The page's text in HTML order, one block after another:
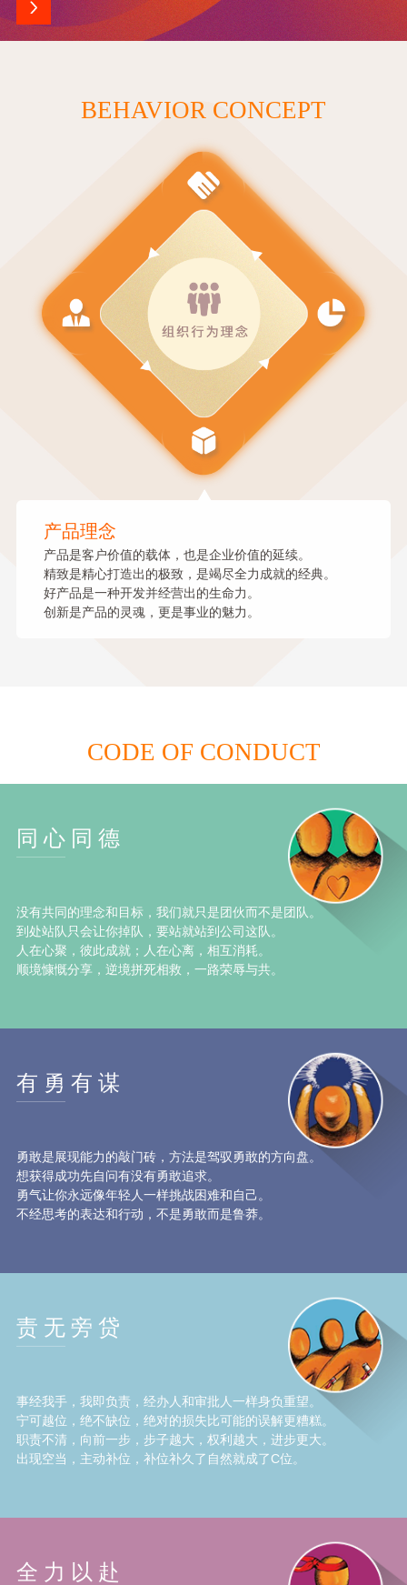
BEHAVIOR CONCEPT
产品理念
产品是客户价值的载体，也是企业价值的延续。
精致是精心打造出的极致，是竭尽全力成就的经典。
好产品是一种开发并经营出的生命力。
创新是产品的灵魂，更是事业的魅力。
CODE OF CONDUCT
同心同德
没有共同的理念和目标，我们就只是团伙而不是团队。
到处站队只会让你掉队，要站就站到公司这队。
人在心聚，彼此成就；人在心离，相互消耗。
顺境慷慨分享，逆境拼死相救，一路荣辱与共。
有勇有谋
勇敢是展现能力的敲门砖，方法是驾驭勇敢的方向盘。
想获得成功先自问有没有勇敢追求。
勇气让你永远像年轻人一样挑战困难和自己。
不经思考的表达和行动，不是勇敢而是鲁莽。
责无旁贷
事经我手，我即负责，经办人和审批人一样身负重望。
宁可越位，绝不缺位，绝对的损失比可能的误解更糟糕。
职责不清，向前一步，步子越大，权利越大，进步更大。
出现空当，主动补位，补位补久了自然就成了C位。
全力以赴